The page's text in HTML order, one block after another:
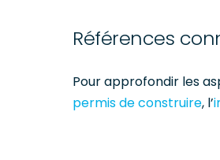
Références
Pour approfondir les
permis de construire, l’